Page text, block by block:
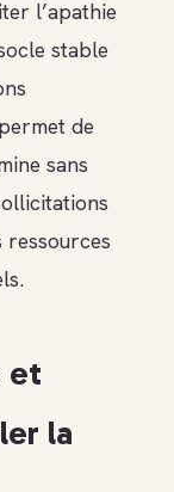
l’apathie
stable
de
sans
et
la